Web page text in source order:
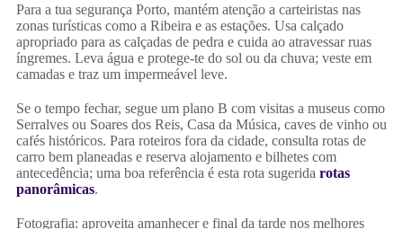
Para a tua segurança Porto, mantém atenção a carteiristas nas
zonas turísticas como a Ribeira e as estações. Usa calçado
apropriado para as calçadas de pedra e cuida ao atravessar ruas
íngremes. Leva água e protege-te do sol ou da chuva; veste em
camadas e traz um impermeável leve.
Se o tempo fechar, segue um plano B com visitas a museus como
Serralves ou Soares dos Reis, Casa da Música, caves de vinho ou
cafés históricos. Para roteiros fora da cidade, consulta rotas de
carro bem planeadas e reserva alojamento e bilhetes com
antecedência; uma boa referência é esta rota sugerida rotas
panorâmicas.
Fotografia: aproveita amanhecer e final da tarde nos melhores